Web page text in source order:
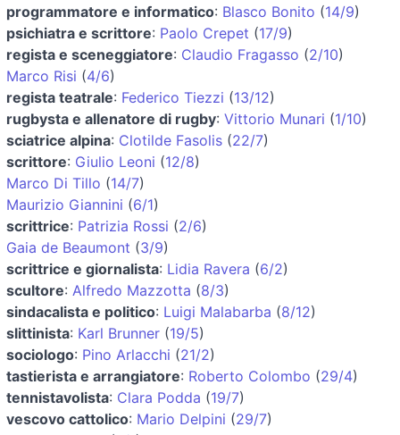
programmatore e informatico: Blasco Bonito (14/9)
psichiatra e scrittore: Paolo Crepet (17/9)
regista e sceneggiatore: Claudio Fragasso (2/10)
Marco Risi (4/6)
regista teatrale: Federico Tiezzi (13/12)
rugbysta e allenatore di rugby: Vittorio Munari (1/10)
sciatrice alpina: Clotilde Fasolis (22/7)
scrittore: Giulio Leoni (12/8)
Marco Di Tillo (14/7)
Maurizio Giannini (6/1)
scrittrice: Patrizia Rossi (2/6)
Gaia de Beaumont (3/9)
scrittrice e giornalista: Lidia Ravera (6/2)
scultore: Alfredo Mazzotta (8/3)
sindacalista e politico: Luigi Malabarba (8/12)
slittinista: Karl Brunner (19/5)
sociologo: Pino Arlacchi (21/2)
tastierista e arrangiatore: Roberto Colombo (29/4)
tennistavolista: Clara Podda (19/7)
vescovo cattolico: Mario Delpini (29/7)